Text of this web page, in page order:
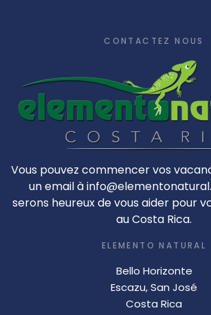
CONTACTEZ NOUS
Vous pouvez commencer vos
un email à
serons heureux de vous aider pour
au Costa Rica.
ELEMENTO NATURAL
Bello Horizonte
Escazu, San José
Costa Rica